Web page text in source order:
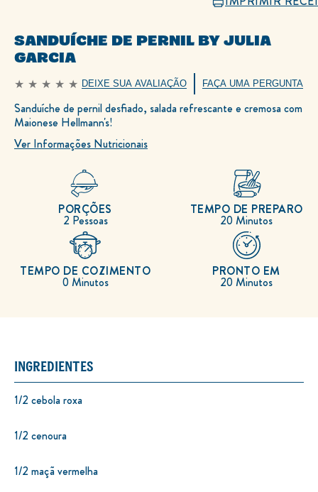
SANDUÍCHE DE PERNIL BY JULIA
GARCIA
Nenhuma
enviada
para
este
DEIXE SUA AVALIAÇÃO FAÇA UMA PERGUNTA
Sanduíche de pernil desfiado, salada refrescante e cremosa com
Maionese Hellmann's!
Ver Informações Nutricionais
2 Pessoas
PORÇÕES
20 Minutos
TEMPO DE PREPARO
0 Minutos
TEMPO DE COZIMENTO
20 Minutos
PRONTO EM
INGREDIENTES
1/2 cebola roxa
1/2 cenoura
1/2 maçã vermelha